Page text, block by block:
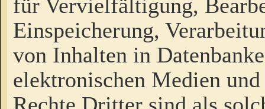
für Vervielfältigung,
Einspeicherung,
von Inhalten in
elektronischen Medien